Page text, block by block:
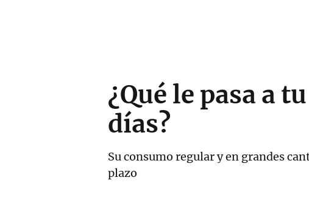
¿Qué le pasa a
días?
Su consumo regular y en grandes
plazo